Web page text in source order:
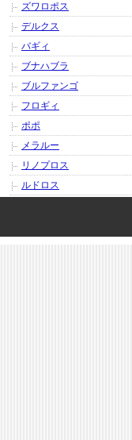
ズワロポス
デルクス
バギィ
ブナハブラ
ブルファンゴ
フロギィ
ポポ
メラルー
リノプロス
ルドロス